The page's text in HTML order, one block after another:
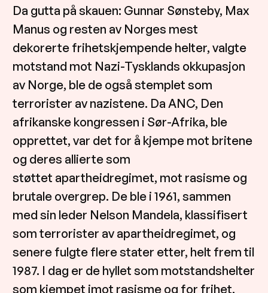
Da gutta på skauen: Gunnar Sønsteby, Max
Manus og resten av Norges mest
dekorerte frihetskjempende helter, valgte
motstand mot Nazi-Tysklands okkupasjon
av Norge, ble de også stemplet som
terrorister av nazistene. Da ANC, Den
afrikanske kongressen i Sør-Afrika, ble
opprettet, var det for å kjempe mot britene
og deres allierte som
støttet apartheidregimet, mot rasisme og
brutale overgrep. De ble i 1961, sammen
med sin leder Nelson Mandela, klassifisert
som terrorister av apartheidregimet, og
senere fulgte flere stater etter, helt frem til
1987. I dag er de hyllet som motstandshelter
som kjempet imot rasisme og for frihet.